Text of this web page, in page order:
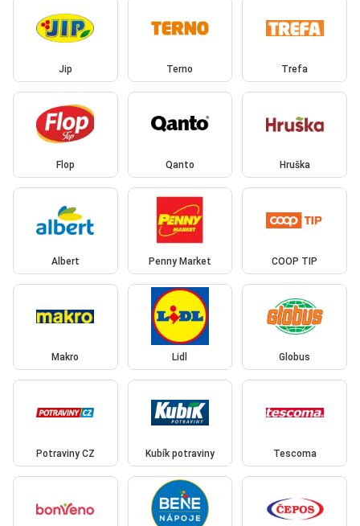
Jip Terno Trefa
Flop Qanto Hruška
Albert Penny Market COOP TIP
Makro Lidl Globus
Potraviny CZ Kubík potraviny Tescoma